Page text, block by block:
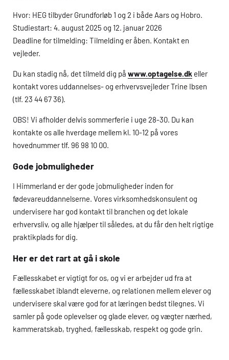
Hvor: HEGtilbyder Grundforløb 1 og 2 i både Aars og Hobro.
Studiestart: 4. august 2025 og 12. januar 2026
Deadline for tilmelding: Tilmelding er åben. Kontakt en
vejleder.
Du kan stadig nå, det tilmeld dig på www.optagelse.dk eller
kontakt vores uddannelses- og erhvervsvejleder Trine Ibsen
(tlf. 23 44 67 36).
OBS! Vi afholder delvis sommerferie i uge 28-30. Du kan
kontakte os alle hverdage mellem kl. 10-12 på vores
hovednummer tlf. 96 98 10 00.
Gode jobmuligheder
I Himmerland er der gode jobmuligheder inden for
fødevareuddannelserne. Vores virksomhedskonsulent og
undervisere har god kontakt til branchen og det lokale
erhvervsliv, og alle hjælper til således, at du får den helt rigtige
praktikplads for dig.
Her er det rart at gå i skole
Fællesskabet er vigtigt for os, og vi er arbejder ud fra at
fællesskabet iblandt eleverne, og relationen mellem elever og
undervisere skal være god for at læringen bedst tilegnes. Vi
samler på gode oplevelser og glade elever, og vægter nærhed,
kammeratskab, tryghed, fællesskab, respekt og gode grin.